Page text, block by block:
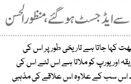
کہا جاتا ہے تاریخی طور پر اس کی
اور یورپ کو ملاتا ہے اس لئے اس کی
اس سب کے علاوہ اس علاقے کی مذہبی